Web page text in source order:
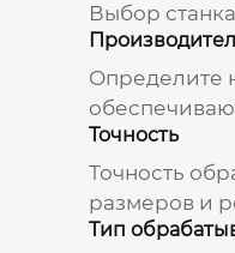
Выбор
Определите
Точность
Точность
размеров и
Тип